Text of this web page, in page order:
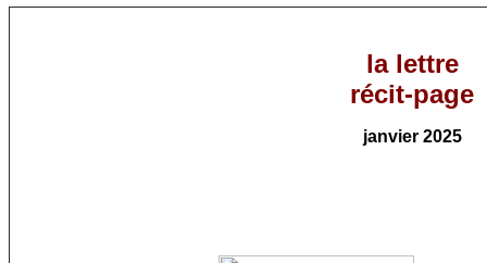
la lettre
récit-page
janvier 2025